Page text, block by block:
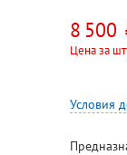
8 500
Цена за
Условия